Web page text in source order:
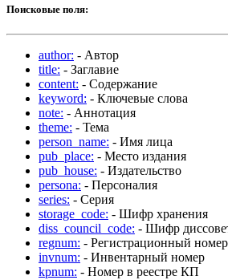
Поисковые поля:
author: - Автор
title: - Заглавие
content: - Содержание
keyword: - Ключевые слова
note: - Аннотация
theme: - Тема
person_name: - Имя лица
pub_place: - Место издания
pub_house: - Издательство
persona: - Персоналия
series: - Серия
storage_code: - Шифр хранения
diss_council_code: - Шифр
regnum: - Регистрационный номер
invnum: - Инвентарный номер
kpnum: - Номер в реестре КП